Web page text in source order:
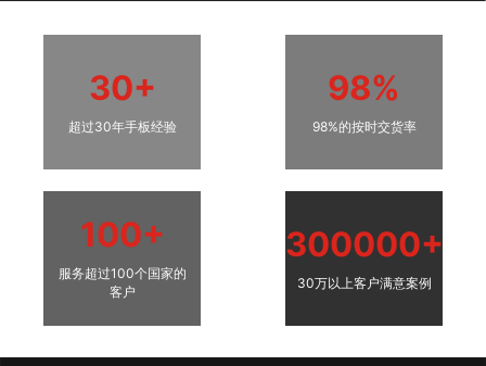
30+
超过30年手板经验
98%
98%的按时交货率
100+
服务超过100个国家的
客户
300000+
30万以上客户满意案例